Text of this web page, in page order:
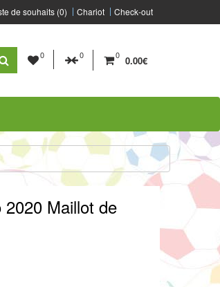
de souhaits (0) Chariot Check-out
0 0 0 0.00€
Maillot de